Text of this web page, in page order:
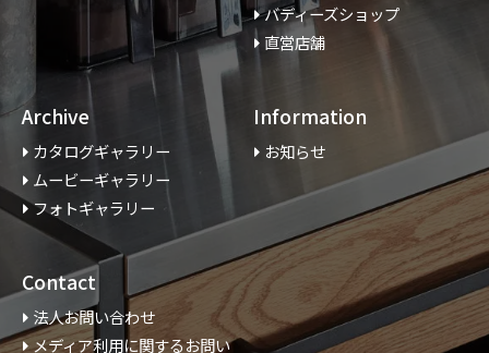
バディーズショップ
直営店舗
Archive
カタログギャラリー
ムービーギャラリー
フォトギャラリー
Information
お知らせ
Contact
法人お問い合わせ
メディア利用に関するお問い